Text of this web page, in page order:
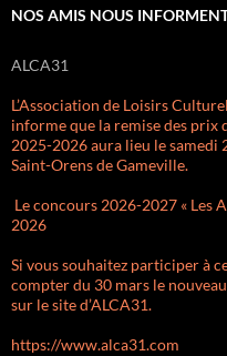
NOS AMIS NOUS
ALCA31
L’Association de Loisirs
informe que la remise des prix
2025-2026 aura lieu le samedi
Saint-Orens de Gameville.
Le concours 2026-2027 « Les
2026
Si vous souhaitez participer à
compter du 30 mars le
sur le site d’ALCA31.
https://www.alca31.com